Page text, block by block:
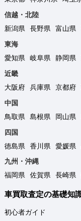
信越・北陸
新潟県
長野県 富山県
東海
愛知県
岐阜県 静岡県
近畿
大阪府
兵庫県 京都府
中国
鳥取県
島根県 岡山県
四国
徳島県
香川県 愛媛県
九州・沖縄
福岡県
佐賀県 長崎県
車買取査定の基礎知
初心者ガイド